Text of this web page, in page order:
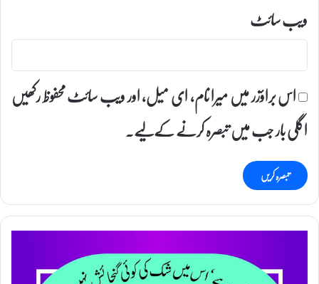
ویب‌ سائٹ
اس براؤزر میں میرا نام، ای میل، اور ویب سائٹ محفوظ رکھیں
اگلی بار جب میں تبصرہ کرنے کےلیے۔